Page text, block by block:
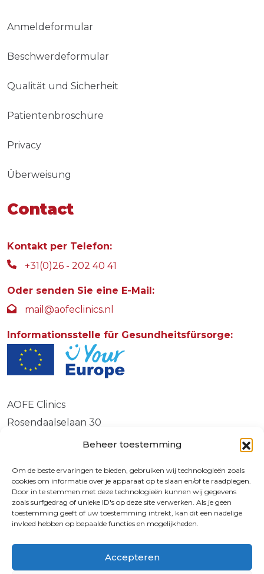
Beheer toestemming
Om de beste ervaringen te bieden, gebruiken wij technologieën zoals
cookies om informatie over je apparaat op te slaan en/of te raadplegen.
Door in te stemmen met deze technologieën kunnen wij gegevens
zoals surfgedrag of unieke ID's op deze site verwerken. Als je geen
toestemming geeft of uw toestemming intrekt, kan dit een nadelige
invloed hebben op bepaalde functies en mogelijkheden.
Accepteren
Anmeldeformular
Beschwerdeformular
Qualität und Sicherheit
Patientenbroschüre
Privacy
Überweisung
Contact
Kontakt per Telefon:
+31(0)26 - 202 40 41
Oder senden Sie eine E-Mail:
mail@aofeclinics.nl
Informationsstelle für Gesundheitsfürsorge:
AOFE Clinics
Rosendaalselaan 30
© 2026 | 72730587
Crossmedia House